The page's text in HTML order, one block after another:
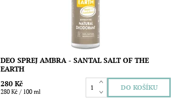
Skladem
Salt of the Earth
DEO SPREJ AMBRA - SANTAL SALT OF THE
EARTH
280 Kč
280 Kč / 100 ml